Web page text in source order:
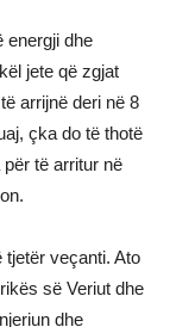
energji dhe
jete që zgjat
arrijnë deri në 8
çka do të thotë
të arritur në
tjetër veçanti. Ato
së Veriut dhe
dhe